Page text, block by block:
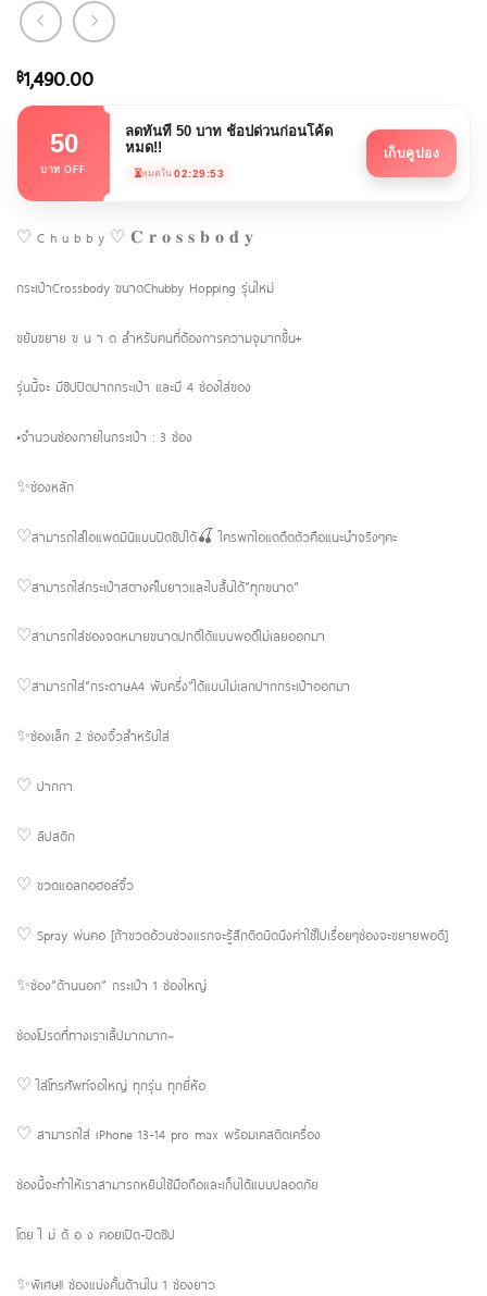
฿1,490.00
50
บาท OFF
ลดทันที 50 บาท ช้อปด่วนก่อนโค้ด
หมด!!
⏳หมดใน 02:29:52
เก็บคูปอง
♡ C h u b b y ♡ 𝐂 𝐫 𝐨 𝐬 𝐬 𝐛 𝐨 𝐝 𝐲
กระเป๋าCrossbody ขนาดChubby Hopping รุ่นใหม่
ขยับขยาย ข น า ด สำหรับคนที่ต้องการความจุมากขึ้น+
รุ่นนี้จะ มีซิปปิดปากกระเป๋า และมี 4 ช่องใส่ของ
•จำนวนช่องภายในกระเป๋า : 3 ช่อง
✨ช่องหลัก
♡สามารถใส่ไอแพดมินิแบบปิดซิปได้🍒 ใครพกไอแดตืดตัวคือแนะนำจริงๆคะ
♡สามารถใส่กระเป๋าสตางค์ใบยาวและใบสั้นได้”ทุกขนาด”
♡สามารถใส่ซองจดหมายขนาดปกติได้แบบพอดีไม่เลยออกมา
♡สามารถใส่”กระดาษA4 พับครึ่ง”ได้แบบไม่เลกปากกระเป๋าออกมา
✨ช่องเล็ก 2 ช่องจิ๋วสำหรับใส่
♡ ปากกา
♡ ลิปสติก
♡ ขวดแอลกอฮอล์จิ๋ว
♡ Spray พ่นคอ [ถ้าขวดอ้วนช่วงแรกจะรู้สึกติดนิดนึงค่าใช้ไปเรื่อยๆช่องจะขยายพอดี]
✨ช่อง”ด้านนอก” กระเป๋า 1 ช่องใหญ่
ช่องโปรดที่ทางเราเลิ้ปมากมาก~
♡ ใส่โทรศัพท์จอใหญ่ ทุกรุ่น ทุกยี่ห้อ
♡ สามารถใส่ iPhone 13-14 pro max พร้อมเคสติดเครื่อง
ช่องนี้จะทำให้เราสามารถหยิบใช้มือถือและเก็บได้แบบปลอดภัย
โดย ไ ม่ ต้ อ ง คอยเปิด-ปิดซิป
✨พิเศษ!! ช่องแบ่งคั้นด้านใน 1 ช่องยาว